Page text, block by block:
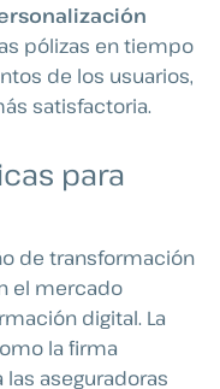
pólizas en tiempo
de los usuarios,
satisfactoria.
para
de transformación
el mercado
digital. La
la firma
aseguradoras